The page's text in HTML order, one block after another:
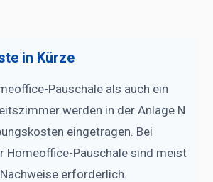
in Kürze
Pauschale als auch ein
werden in der Anlage N
eingetragen. Bei
Homeoffice-Pauschale sind meist
erforderlich.